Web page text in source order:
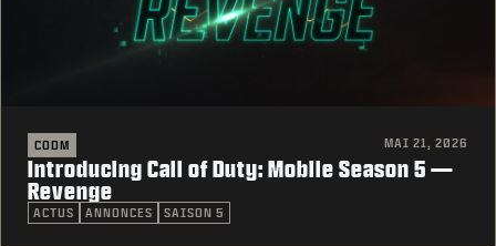
CODM MAI 21, 2026
Introducing Call of Duty: Mobile Season 5 —
Revenge
ACTUS ANNONCES SAISON 5